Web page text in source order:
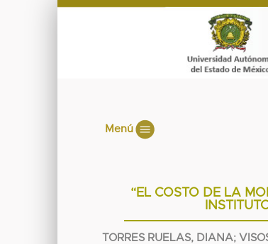
Menú
“EL COSTO DE LA
TORRES RUELAS, DIANA;